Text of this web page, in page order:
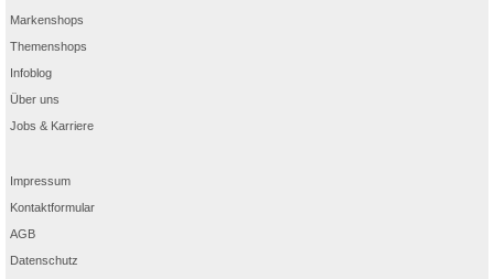
Markenshops
Themenshops
Infoblog
Über uns
Jobs & Karriere
Impressum
Kontaktformular
AGB
Datenschutz